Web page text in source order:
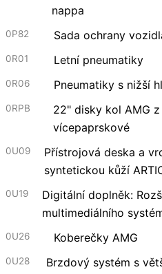
nappa
0P82 Sada ochrany
0R01 Letní pneumatiky
0R06 Pneumatiky s nižší
0RPB
22" disky kol AMG
vícepaprskové
0U09
Přístrojová deska a
syntetickou kůží
0U19
Digitální doplněk:
multimediálního
0U26 Koberečky AMG
0U28
Brzdový systém s